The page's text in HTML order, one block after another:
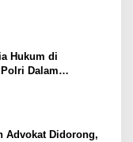
Hukum di
Dalam
Advokat Didorong,